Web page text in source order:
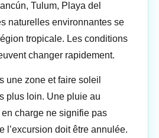
Tulum, Playa del
naturelles environnantes se
tropicale. Les conditions
changer rapidement.
une zone et faire soleil
plus loin. Une pluie au
charge ne signifie pas
l’excursion doit être annulée.